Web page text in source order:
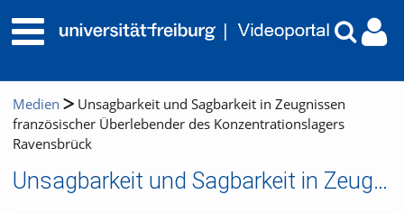
Medien
Unsagbarkeit und Sagbarkeit in Zeugnissen
französischer Überlebender des Konzentrationslagers
Ravensbrück
Unsagbarkeit und Sagbarkeit in Zeugnissen französischer Überlebender des Konzentrationslagers Ravensbrück